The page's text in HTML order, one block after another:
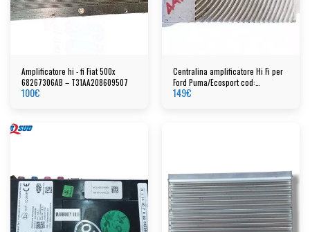
Amplificatore hi - fi Fiat 500x
68267306AB – T31AA208609507
100€
Centralina amplificatore Hi Fi per
Ford Puma/Ecosport cod:
10r059201
149€